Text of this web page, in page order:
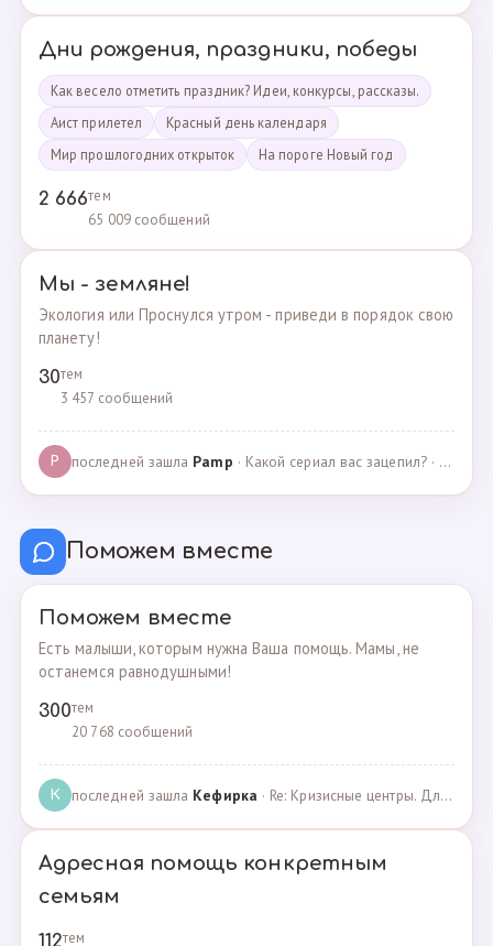
Дни рождения, праздники, победы
Как весело отметить праздник? Идеи, конкурсы, рассказы.
Аист прилетел
Красный день календаря
Мир прошлогодних открыток
На пороге Новый год
2 666тем
65 009 сообщений
Мы - земляне!
Экология или Проснулся утром - приведи в порядок свою
планету!
30тем
3 457 сообщений
P последней зашла Pamp · Какой сериал вас зацепил? · 07.05.2025
Поможем вместе
Поможем вместе
Есть малыши, которым нужна Ваша помощь. Мамы, не
останемся равнодушными!
300тем
20 768 сообщений
К последней зашла Кефирка · Re: Кризисные центры. Для женщин, попавших в трудн… · 06.03.2022
Адресная помощь конкретным
семьям
112тем